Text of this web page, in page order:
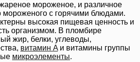
мороженое, и различное
мороженого с горячими блюдами.
высокая пищевая ценность и
организмом. В пломбире
жир, белки, углеводы,
витамин Aи витамины группы
микроэлементы.